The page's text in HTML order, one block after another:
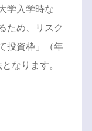
学入学時な
ため、リスク
投資枠」（年
なります。